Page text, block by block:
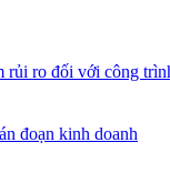
rủi ro đối với công
đoạn kinh doanh